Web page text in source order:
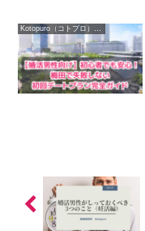
Kotopuro（コトプロ）について